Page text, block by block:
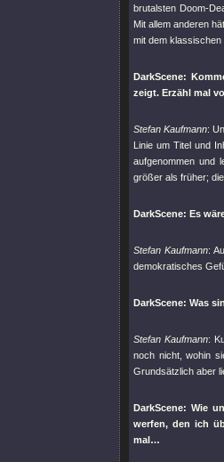
brutalsten Doom-
Mit allem anderen
mit dem klassischen
DarkScene:
zeigt. Erzähl mal
Stefan Kaufmann:
Linie um Titel und
aufgenommen und
größer als früher;
DarkScene: Es
Stefan Kaufmann:
demokratisches
DarkScene: Was
Stefan Kaufmann:
noch nicht, wohin
Grundsätzlich aber
DarkScene: Wie
werfen, den ich
mal…